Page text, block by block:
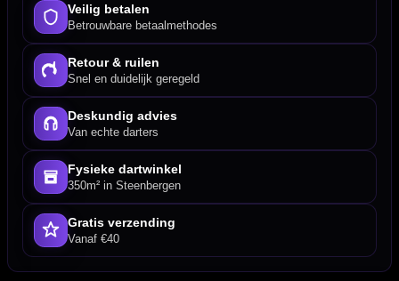
Veilig betalen
Betrouwbare betaalmethodes
Retour & ruilen
Snel en duidelijk geregeld
Deskundig advies
Van echte darters
Fysieke dartwinkel
350m² in Steenbergen
Gratis verzending
Vanaf €40